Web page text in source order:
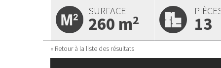
SURFACE
260 m2 13
« Retour à la liste des résultats